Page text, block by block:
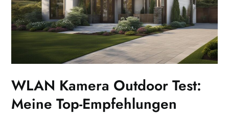
WLAN Kamera Outdoor Test:
Meine Top-Empfehlungen